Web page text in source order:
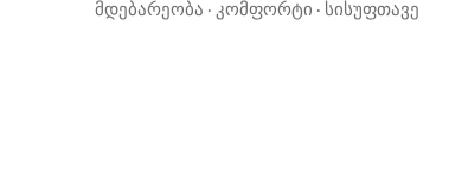
მდებარეობა · კომფორტი · სისუფთავე